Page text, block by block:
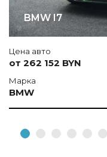
BMW I7
Цена авто
от 262 152 BYN
Марка
BMW